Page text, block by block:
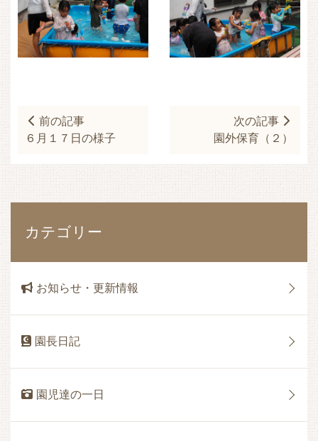
カテゴリー
お知らせ・更新情報
園長日記
園児達の一日
前の記事
６月１７日の様子
次の記事
園外保育（２）